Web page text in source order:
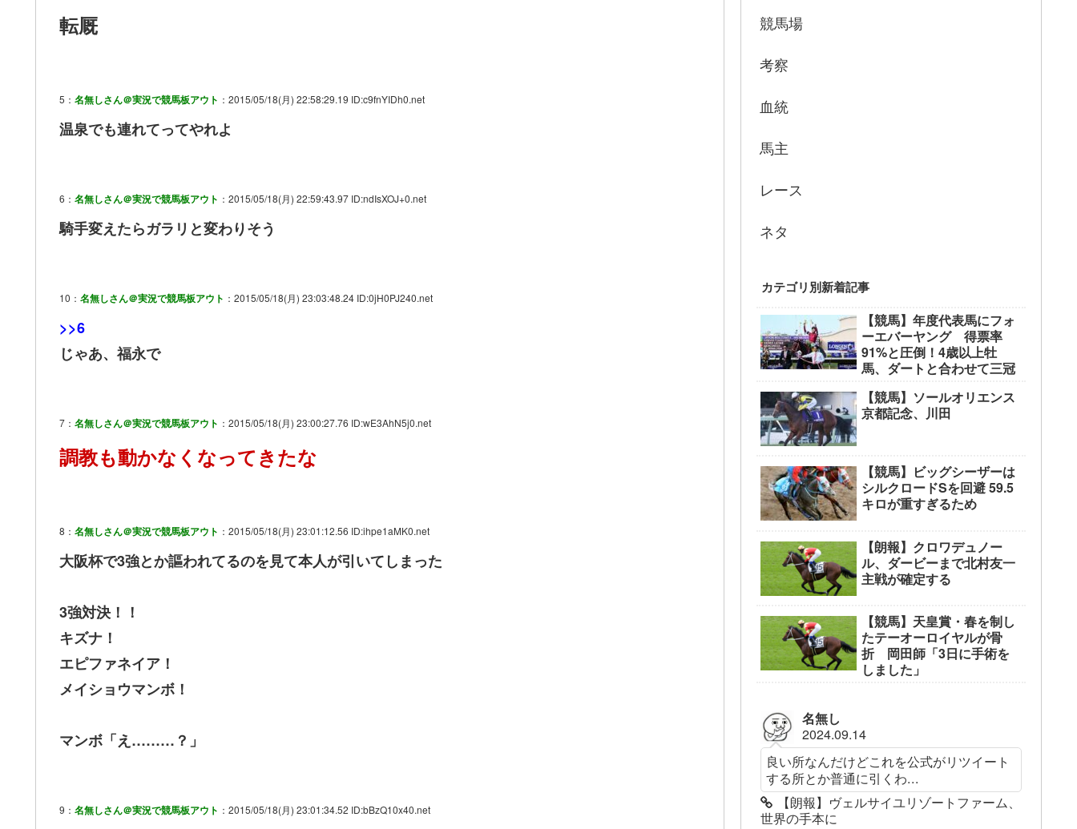
転厩
5： 名無しさん＠実況で競馬板アウト ：2015/05/18(月) 22:58:29.19 ID:c9fnYIDh0.net
温泉でも連れてってやれよ
6： 名無しさん＠実況で競馬板アウト ：2015/05/18(月) 22:59:43.97 ID:ndIsXOJ+0.net
騎手変えたらガラリと変わりそう
10： 名無しさん＠実況で競馬板アウト ：2015/05/18(月) 23:03:48.24 ID:0jH0PJ240.net
>>6
じゃあ、福永で
7： 名無しさん＠実況で競馬板アウト ：2015/05/18(月) 23:00:27.76 ID:wE3AhN5j0.net
調教も動かなくなってきたな
8： 名無しさん＠実況で競馬板アウト ：2015/05/18(月) 23:01:12.56 ID:ihpe1aMK0.net
大阪杯で3強とか謳われてるのを見て本人が引いてしまった
3強対決！！
キズナ！
エピファネイア！
メイショウマンボ！
マンボ「え………？」
9： 名無しさん＠実況で競馬板アウト ：2015/05/18(月) 23:01:34.52 ID:bBzQ10x40.net
競馬場
考察
血統
馬主
レース
ネタ
カテゴリ別新着記事
【競馬】年度代表馬にフォ
ーエバーヤング 得票率
91%と圧倒！4歳以上牡
馬、ダートと合わせて三冠
【競馬】ソールオリエンス
京都記念、川田
【競馬】ビッグシーザーは
シルクロードSを回避 59.5
キロが重すぎるため
【朗報】クロワデュノー
ル、ダービーまで北村友一
主戦が確定する
【競馬】天皇賞・春を制し
たテーオーロイヤルが骨
折 岡田師「3日に手術を
しました」
名無し
2024.09.14
良い所なんだけどこれを公式がリツイート
する所とか普通に引くわ...
【朗報】ヴェルサイユリゾートファーム、
世界の手本に